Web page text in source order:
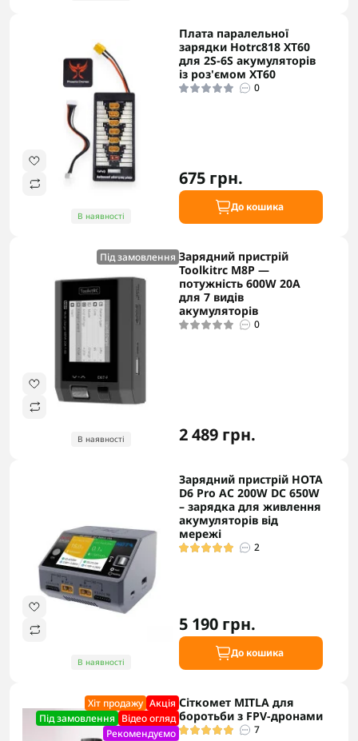
В наявності
Плата паралельної
зарядки Hotrc818 XT60
для 2S-6S акумуляторів
із роз'ємом XT60
0
675 грн.
До кошика
Під замовлення
В наявності
Зарядний пристрій
Toolkitrc M8P —
потужність 600W 20A
для 7 видів
акумуляторів
0
2 489 грн.
В наявності
Зарядний пристрій HOTA
D6 Pro AC 200W DC 650W
– зарядка для живлення
акумуляторів від
мережі
2
5 190 грн.
До кошика
Хіт продажу Акцiя
Під замовлення Відео огляд
Рекомендуємо
Сіткомет MITLA для
боротьби з FPV-дронами
7